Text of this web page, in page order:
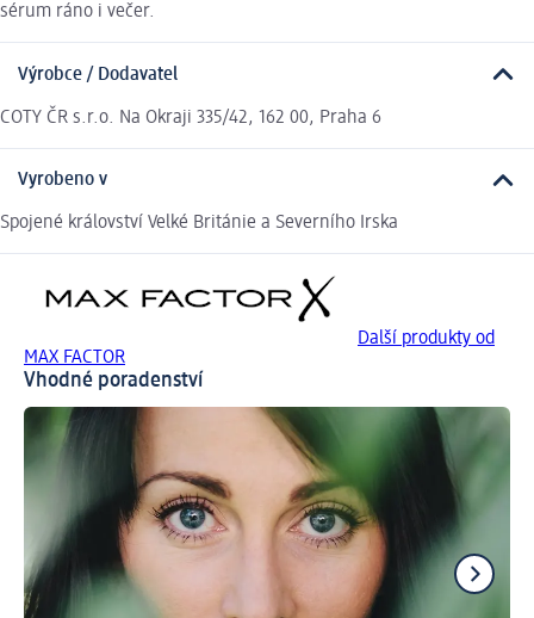
sérum ráno i večer.
Výrobce / Dodavatel
COTY ČR s.r.o. Na Okraji 335/42, 162 00, Praha 6
Vyrobeno v
Spojené království Velké Británie a Severního Irska
Další produkty od
MAX FACTOR
Vhodné poradenství